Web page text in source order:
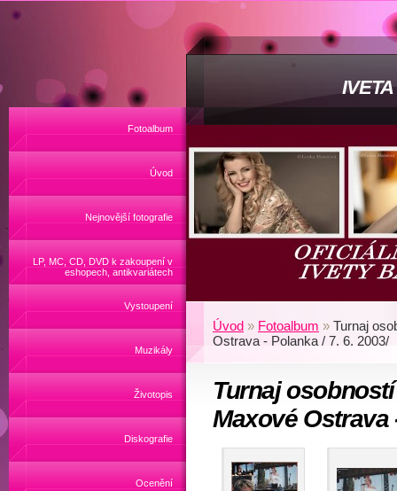
Fotoalbum
Úvod
Nejnovější fotografie
LP, MC, CD, DVD k zakoupení v
eshopech, antikvariátech
Vystoupení
Muzikály
Životopis
Diskografie
Ocenění
Úvod » Fotoalbum » Turnaj
Ostrava - Polanka / 7. 6. 2003/
Turnaj
Maxové Ostrava